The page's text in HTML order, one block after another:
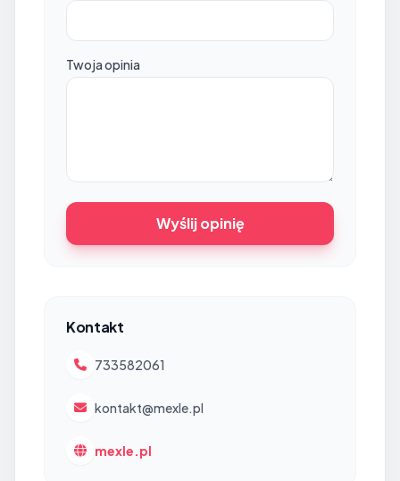
Twoja opinia
Wyślij opinię
Kontakt
733582061
kontakt@mexle.pl
mexle.pl